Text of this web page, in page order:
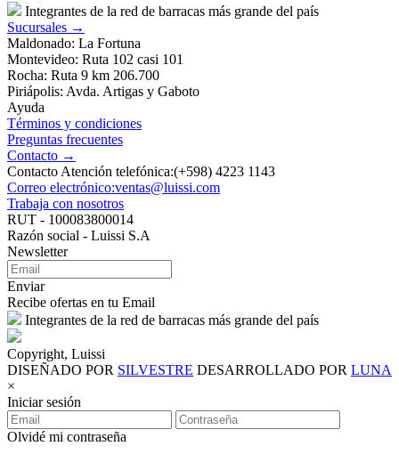
Integrantes de la red de barracas más grande del país
Sucursales →
Maldonado: La Fortuna
Montevideo: Ruta 102 casi 101
Rocha: Ruta 9 km 206.700
Piriápolis: Avda. Artigas y Gaboto
Ayuda
Términos y condiciones
Preguntas frecuentes
Contacto →
Contacto Atención telefónica:(+598) 4223 1143
Correo electrónico:ventas@luissi.com
Trabaja con nosotros
RUT - 100083800014
Razón social - Luissi S.A
Newsletter
Enviar
Recibe ofertas en tu Email
Integrantes de la red de barracas más grande del país
Copyright, Luissi
DISEÑADO POR SILVESTRE DESARROLLADO POR LUNA
×
Iniciar sesión
Olvidé mi contraseña